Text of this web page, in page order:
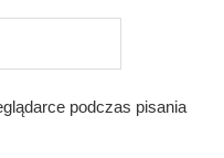
podczas pisania